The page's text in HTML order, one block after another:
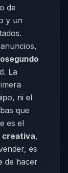
de
y un
La
ni el
que
es el
creativa,
es
de hacer